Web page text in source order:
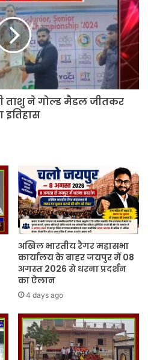
ताशु ने गोल्ड मैडल जीतकर
इतिहास
अखिल भारतीय रैगर महासभा
कार्यालय के बाहर जयपुर में 08
अगस्त 2026 से धरना प्रदर्शन
का ऐलान
4 days ago